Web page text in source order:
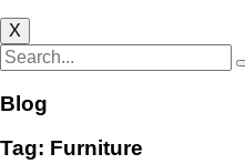
X
Blog
Tag: Furniture